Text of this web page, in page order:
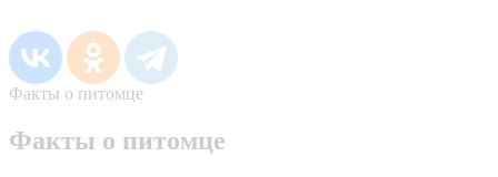
Факты о питомце
Факты о питомце